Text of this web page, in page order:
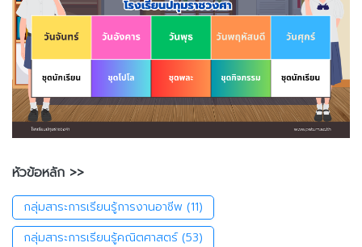
หัวข้อหลัก >>
กลุ่มสาระการเรียนรู้การงานอาชีพ (11)
กลุ่มสาระการเรียนรู้คณิตศาสตร์ (53)